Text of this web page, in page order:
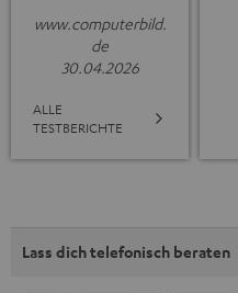
www.computerbild.
de
30.04.2026
ALLE
TESTBERICHTE
Lass dich telefonisch beraten